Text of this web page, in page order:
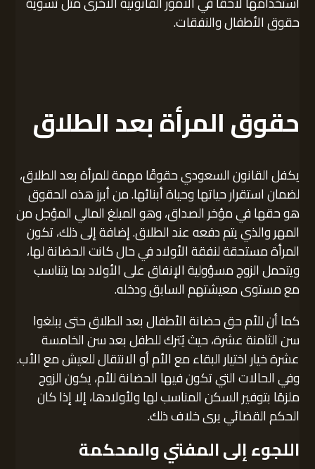
حقوق الأطفال والنفقات.
حقوق المرأة بعد الطلاق
يكفل القانون السعودي حقوقًا مهمة للمرأة بعد الطلاق،
لضمان استقرار حياتها وحياة أبنائها. من أبرز هذه الحقوق
هو حقها في مؤخر الصداق، وهو المبلغ المالي المؤجل من
المهر والذي يتم دفعه عند الطلاق. إضافة إلى ذلك، تكون
المرأة مستحقة لنفقة الأولاد في حال كانت الحضانة لها،
ويتحمل الزوج مسؤولية الإنفاق على الأولاد بما يتناسب
مع مستوى معيشتهم السابق ودخله.
كما أن للأم حق حضانة الأطفال بعد الطلاق حتى يبلغوا
سن الثامنة عشرة، حيث يُترك للطفل بعد سن الخامسة
عشرة خيار اختيار البقاء مع الأم أو الانتقال للعيش مع الأب.
وفي الحالات التي تكون فيها الحضانة للأم، يكون الزوج
ملزمًا بتوفير السكن المناسب لها ولأولادها، إلا إذا كان
الحكم القضائي يرى خلاف ذلك.
اللجوء إلى المفتي والمحكمة